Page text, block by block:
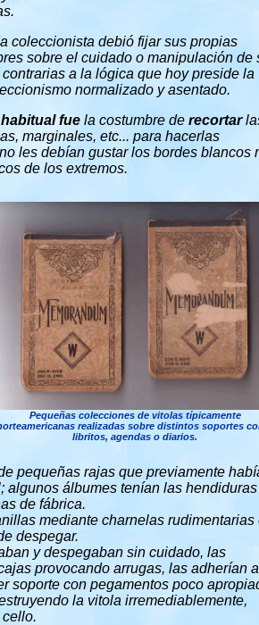
coleccionista debió fijar sus propias
sobre el cuidado o manipulación de
a la lógica que hoy preside la
normalizado y asentado.
fue la costumbre de recortar
marginales, etc... para hacerlas
les debían gustar los bordes blancos
de los extremos.
Pequeñas colecciones de vitolas típicamente
realizadas sobre distintos soportes
libritos, agendas o diarios.
pequeñas rajas que previamente
algunos álbumes tenían las hendiduras
de fábrica.
mediante charnelas rudimentarias
despegar.
y despegaban sin cuidado, las
provocando arrugas, las adherían
soporte con pegamentos poco
la vitola irremediablemente,